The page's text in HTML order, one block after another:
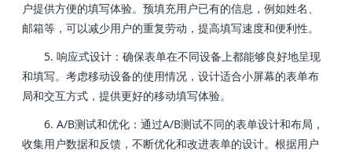
户提供方便的填写体验。预填充用户已有的信息，例如姓名、
邮箱等，可以减少用户的重复劳动，提高填写速度和便利性。
5. 响应式设计：确保表单在不同设备上都能够良好地呈现
和填写。考虑移动设备的使用情况，设计适合小屏幕的表单布
局和交互方式，提供更好的移动填写体验。
6. A/B测试和优化：通过A/B测试不同的表单设计和布局，
收集用户数据和反馈，不断优化和改进表单的设计。根据用户